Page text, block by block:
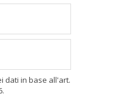
dati in base all'art.